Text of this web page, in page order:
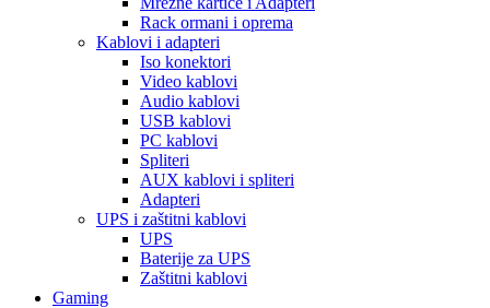
Rack ormani i oprema
Kablovi i adapteri
Iso konektori
Video kablovi
Audio kablovi
USB kablovi
PC kablovi
Spliteri
AUX kablovi i spliteri
Adapteri
UPS i zaštitni kablovi
UPS
Baterije za UPS
Zaštitni kablovi
Gaming